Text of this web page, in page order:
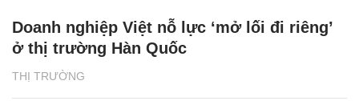
THỊ TRƯỜNG
Doanh nghiệp Việt nỗ lực ‘mở lối đi riêng’
ở thị trường Hàn Quốc